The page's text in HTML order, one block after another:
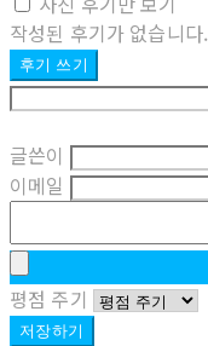
작성된 후기가 없습니다.
후기 쓰기
글쓴이
이메일
평점 주기
저장하기